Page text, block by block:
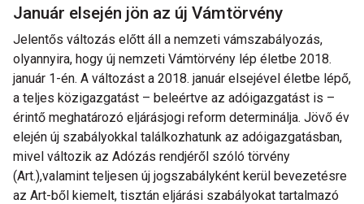
Január elsején jön az új Vámtörvény
Jelentős változás előtt áll a nemzeti vámszabályozás,
olyannyira, hogy új nemzeti Vámtörvény lép életbe 2018.
január 1-én. A változást a 2018. január elsejével életbe lépő,
a teljes közigazgatást – beleértve az adóigazgatást is –
érintő meghatározó eljárásjogi reform determinálja. Jövő év
elején új szabályokkal találkozhatunk az adóigazgatásban,
mivel változik az Adózás rendjéről szóló törvény
(Art.),valamint teljesen új jogszabályként kerül bevezetésre
az Art-ből kiemelt, tisztán eljárási szabályokat tartalmazó